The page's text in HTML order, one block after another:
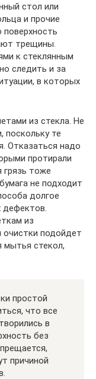
стол или
и прочие
поверхность
трещины.
к стеклянным
следить и за
в которых
из стекла. Не
поскольку те
Отказаться надо
протирали
грязь тоже
не подходит
долгое
дефектов.
из
подойдет
мытья стекол,
простой
что все
в
без
причиной